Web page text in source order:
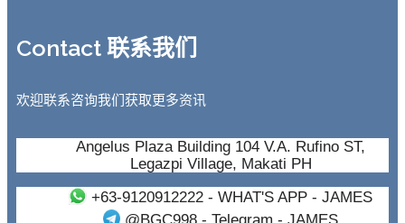
Contact 联系我们
欢迎联系咨询我们获取更多资讯
Angelus Plaza Building 104 V.A. Rufino ST,
Legazpi Village, Makati PH
+63-9120912222- WHAT'S APP - JAMES
@BGC998 - Telegram - JAMES